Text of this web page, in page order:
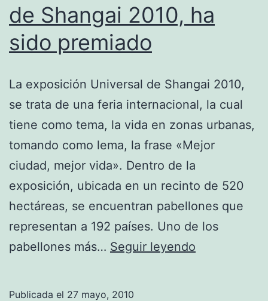
de Shangai 2010, ha
sido premiado
La exposición Universal de Shangai 2010,
se trata de una feria internacional, la cual
tiene como tema, la vida en zonas urbanas,
tomando como lema, la frase «Mejor
ciudad, mejor vida». Dentro de la
exposición, ubicada en un recinto de 520
hectáreas, se encuentran pabellones que
representan a 192 países. Uno de los
pabellones más… Seguir leyendo
Publicada el 27 mayo, 2010